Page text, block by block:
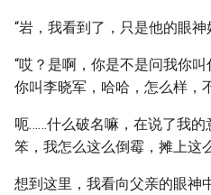
“岩，我看到了，只是他的眼神
“哎？是啊，你是不是问我你
你叫李晓军，哈哈，怎么样，
呃……什么破名嘛，在说了我
笨，我怎么这么倒霉，摊上这
想到这里，我看向父亲的眼神